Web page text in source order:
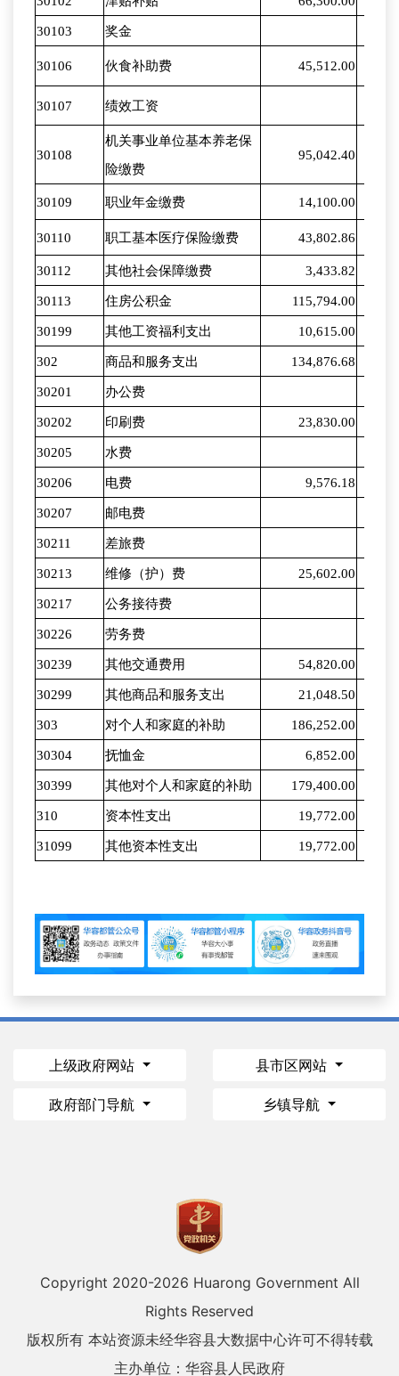
30103 奖金
30106 伙食补助费 45,512.00
30107 绩效工资
30108
机关事业单位基本养老保
险缴费
95,042.40
30109 职业年金缴费 14,100.00
30110 职工基本医疗保险缴费 43,802.86
30112 其他社会保障缴费 3,433.82
30113 住房公积金 115,794.00
30199 其他工资福利支出 10,615.00
302 商品和服务支出 134,876.68
30201 办公费
30202 印刷费 23,830.00
30205 水费
30206 电费 9,576.18
30207 邮电费
30211 差旅费
30213 维修（护）费 25,602.00
30217 公务接待费
30226 劳务费
30239 其他交通费用 54,820.00
30299 其他商品和服务支出 21,048.50
303 对个人和家庭的补助 186,252.00
30304 抚恤金 6,852.00
30399 其他对个人和家庭的补助 179,400.00
310 资本性支出 19,772.00
31099 其他资本性支出 19,772.00
上级政府网站 县市区网站
政府部门导航 乡镇导航
Copyright 2020-2026 Huarong Government All
Rights Reserved
版权所有 本站资源未经华容县大数据中心许可不得转载
主办单位：华容县人民政府